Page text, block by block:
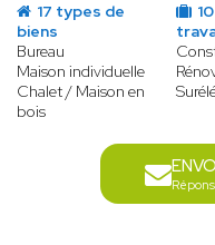
17 types de
biens
Bureau
Maison individuelle
Chalet / Maison en
bois